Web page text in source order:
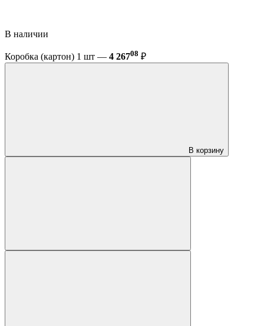
В наличии
Коробка (картон) 1 шт — 4 26708 ₽
В корзину